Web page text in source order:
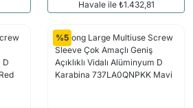
Havale ile ₺1.432,81
%5